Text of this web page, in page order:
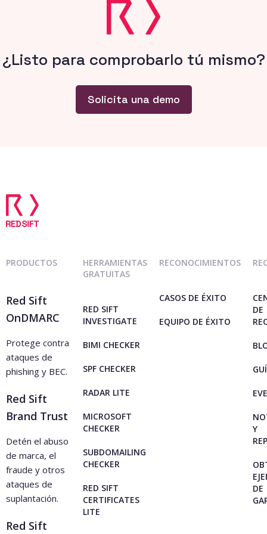
¿Listo para comprobarlo tú mismo?
Solicita una demo
PRODUCTOS
Red Sift
OnDMARC
Protege contra
ataques de
phishing y BEC.
Red Sift
Brand Trust
Detén el abuso
de marca, el
fraude y otros
ataques de
suplantación.
Red Sift
HERRAMIENTAS
GRATUITAS
RED SIFT
INVESTIGATE
BIMI CHECKER
SPF CHECKER
RADAR LITE
MICROSOFT
CHECKER
SUBDOMAILING
CHECKER
RED SIFT
CERTIFICATES
LITE
RECONOCIMIENTOS
CASOS DE ÉXITO
EQUIPO DE ÉXITO
DE
Y
DE